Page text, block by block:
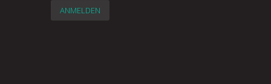
ANMELDEN